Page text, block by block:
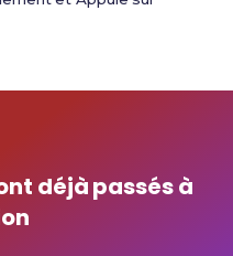
déjà passés à